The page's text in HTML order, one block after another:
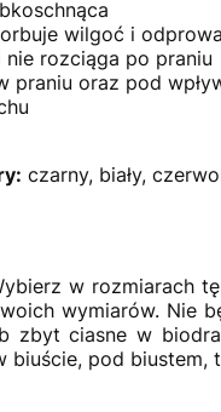
wilgoć i
nie rozciąga po praniu
oraz pod
czarny, biały,
w rozmiarach
wymiarów. Nie
zbyt ciasne w
biuście, pod biustem,